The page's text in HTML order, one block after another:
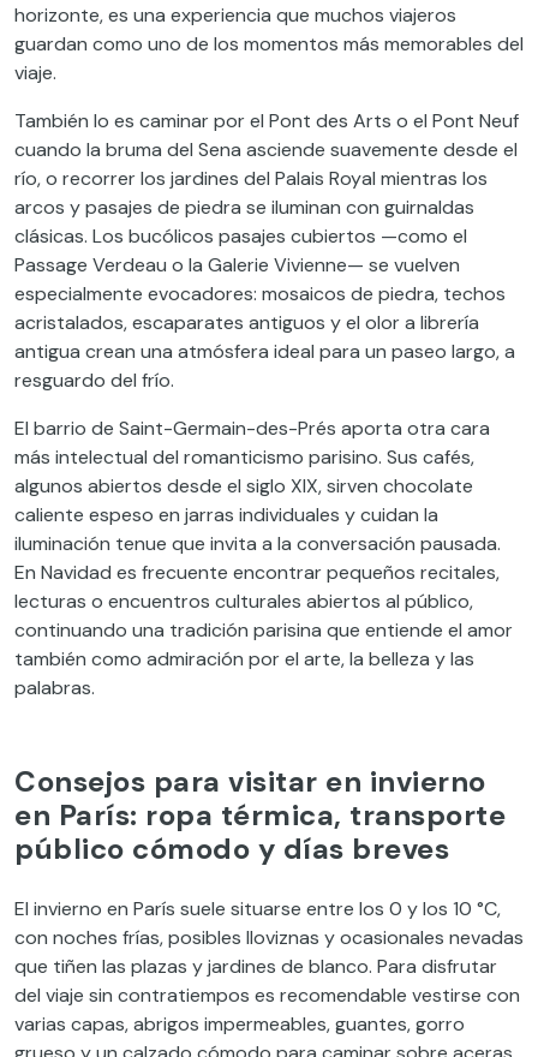
horizonte, es una experiencia que muchos viajeros
guardan como uno de los momentos más memorables del
viaje.
También lo es caminar por el Pont des Arts o el Pont Neuf
cuando la bruma del Sena asciende suavemente desde el
río, o recorrer los jardines del Palais Royal mientras los
arcos y pasajes de piedra se iluminan con guirnaldas
clásicas. Los bucólicos pasajes cubiertos —como el
Passage Verdeau o la Galerie Vivienne— se vuelven
especialmente evocadores: mosaicos de piedra, techos
acristalados, escaparates antiguos y el olor a librería
antigua crean una atmósfera ideal para un paseo largo, a
resguardo del frío.
El barrio de Saint-Germain-des-Prés aporta otra cara
más intelectual del romanticismo parisino. Sus cafés,
algunos abiertos desde el siglo XIX, sirven chocolate
caliente espeso en jarras individuales y cuidan la
iluminación tenue que invita a la conversación pausada.
En Navidad es frecuente encontrar pequeños recitales,
lecturas o encuentros culturales abiertos al público,
continuando una tradición parisina que entiende el amor
también como admiración por el arte, la belleza y las
palabras.
Consejos para visitar en invierno
en París: ropa térmica, transporte
público cómodo y días breves
El invierno en París suele situarse entre los 0 y los 10 °C,
con noches frías, posibles lloviznas y ocasionales nevadas
que tiñen las plazas y jardines de blanco. Para disfrutar
del viaje sin contratiempos es recomendable vestirse con
varias capas, abrigos impermeables, guantes, gorro